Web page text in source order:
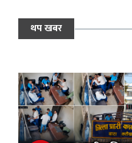
थप खबर